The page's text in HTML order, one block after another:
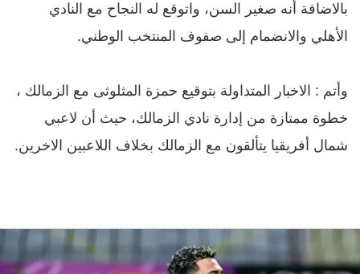
بالاضافة أنه صغير السن، واتوقع له النجاح مع النادي
الأهلي والانضمام إلى صفوف المنتخب الوطني.
وأتم : الاخبار المتداولة بتوقيع حمزة المثلوثى مع الزمالك ،
خطوة ممتازة من إدارة نادي الزمالك، حيث أن لاعبي
شمال أفريقيا يتألقون مع الزمالك بخلاف اللاعبين الاخرين.